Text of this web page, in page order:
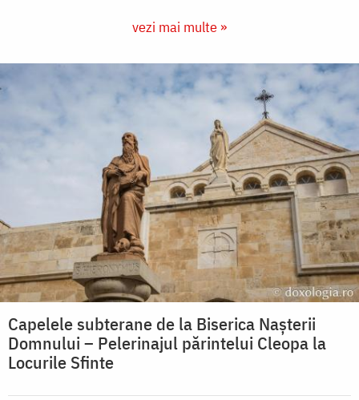
vezi mai multe »
Capelele subterane de la Biserica Nașterii
Domnului – Pelerinajul părintelui Cleopa la
Locurile Sfinte